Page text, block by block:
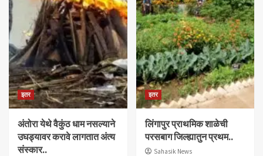
इतर
अंतोरा येथे वैकुंठ धाम नसल्याने
उघड्यावर करावे लागतात अंत्य
संस्कार..
इतर
लिंगापुर प्राथमिक शाळेची
परसबाग जिल्ह्यातुन प्रथम..
Sahasik News